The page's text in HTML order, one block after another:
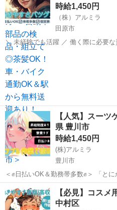
時給1,450円
（株）アルミラ
田原市
＼ 未経験でも活躍 ／ 働く際に必要
ートできる環境です！ プロのコーディネーターがサポートします♪ お
愛知 田原市
【人気】スー
県 豊川市
時給1,450円
(株)アルミラ
豊川市
＜✊日払いOK＆勤務帯多数✊＞ 「とにかく稼ぎたい」 「安定した生活
を送りたい」 そんな方にオススメ✨ 日払いOKだから すぐにお給料を
受け取ることができます。 寮や支援...
愛知 豊川市 倉庫
【必見】コス
中村区